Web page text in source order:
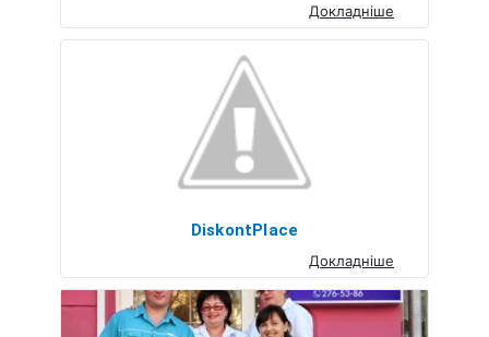
Докладніше
DiskontPlace
Докладніше